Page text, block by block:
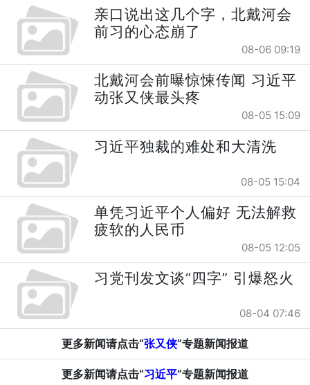
亲口说出这几个字，北戴河会
前习的心态崩了
08-06 09:19
北戴河会前曝惊悚传闻 习近平
动张又侠最头疼
08-05 15:09
习近平独裁的难处和大清洗
08-05 15:04
单凭习近平个人偏好 无法解救
疲软的人民币
08-05 12:05
习党刊发文谈“四字” 引爆怒火
08-04 07:46
更多新闻请点击“张又侠”专题新闻报道
更多新闻请点击“习近平”专题新闻报道